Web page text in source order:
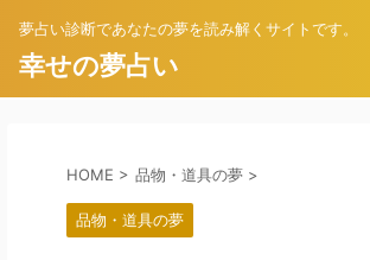
夢占い診断であなたの夢を読み解くサイトです。
幸せの夢占い
HOME > 品物・道具の夢 >
品物・道具の夢